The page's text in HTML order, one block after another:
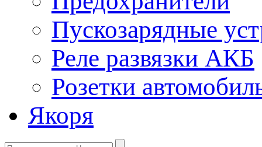
Пускозарядные
Реле развязки АКБ
Розетки
Якоря